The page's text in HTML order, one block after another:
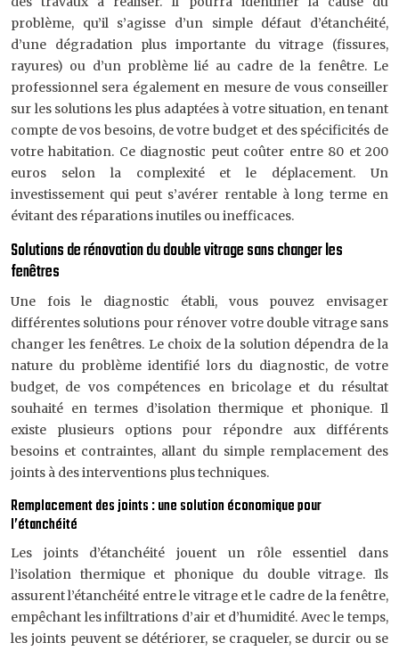
problème, qu’il s’agisse d’un simple défaut d’étanchéité,
d’une dégradation plus importante du vitrage (fissures,
rayures) ou d’un problème lié au cadre de la fenêtre. Le
professionnel sera également en mesure de vous conseiller
sur les solutions les plus adaptées à votre situation, en tenant
compte de vos besoins, de votre budget et des spécificités de
votre habitation. Ce diagnostic peut coûter entre 80 et 200
euros selon la complexité et le déplacement. Un
investissement qui peut s’avérer rentable à long terme en
évitant des réparations inutiles ou inefficaces.
Solutions de rénovation du double vitrage sans changer les
fenêtres
Une fois le diagnostic établi, vous pouvez envisager
différentes solutions pour rénover votre double vitrage sans
changer les fenêtres. Le choix de la solution dépendra de la
nature du problème identifié lors du diagnostic, de votre
budget, de vos compétences en bricolage et du résultat
souhaité en termes d’isolation thermique et phonique. Il
existe plusieurs options pour répondre aux différents
besoins et contraintes, allant du simple remplacement des
joints à des interventions plus techniques.
Remplacement des joints : une solution économique pour
l’étanchéité
Les joints d’étanchéité jouent un rôle essentiel dans
l’isolation thermique et phonique du double vitrage. Ils
assurent l’étanchéité entre le vitrage et le cadre de la fenêtre,
empêchant les infiltrations d’air et d’humidité. Avec le temps,
les joints peuvent se détériorer, se craqueler, se durcir ou se